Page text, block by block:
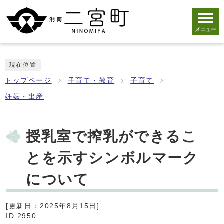
メニュー
現在位置
トップページ 子育て・教育 子育て
妊娠・出産
授乳室で搾乳ができるこ
とを示すシンボルマーク
について
[更新日：2025年8月15日]
ID:2950